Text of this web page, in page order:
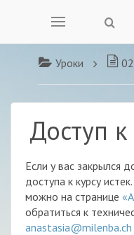
Уроки 02.
Доступ
Если у вас закрылся
доступа к курсу
можно на странице
обратиться к
anastasia@milenba.ch